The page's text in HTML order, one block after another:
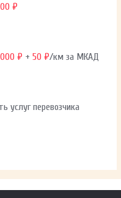
₽
₽ +50 ₽/км за МКАД
услуг перевозчика